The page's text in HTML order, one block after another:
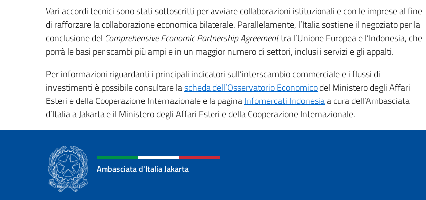
Vari accordi tecnici sono stati sottoscritti per avviare collaborazioni istituzionali e con le imprese al fine
di rafforzare la collaborazione economica bilaterale. Parallelamente, l’Italia sostiene il negoziato per la
conclusione del Comprehensive Economic Partnership Agreementtra l’Unione Europea e l’Indonesia, che
porrà le basi per scambi più ampi e in un maggior numero di settori, inclusi i servizi e gli appalti.
Per informazioni riguardanti i principali indicatori sull’interscambio commerciale e i flussi di
investimenti è possibile consultare lascheda dell’Osservatorio Economicodel Ministero degli Affari
Esteri e della Cooperazione Internazionale e la paginaInfomercati Indonesiaa cura dell’Ambasciata
d’Italia a Jakarta e il Ministero degli Affari Esteri e della Cooperazione Internazionale.
Ambasciata d'Italia Jakarta